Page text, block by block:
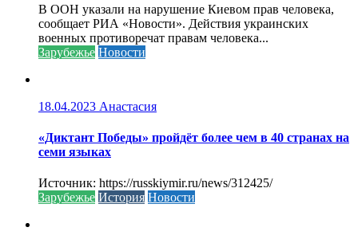
В ООН указали на нарушение Киевом прав человека,
сообщает РИА «Новости». Действия украинских
военных противоречат правам человека...
Зарубежье Новости
18.04.2023 Анастасия
«Диктант Победы» пройдёт более чем в 40 странах на
семи языках
Источник: https://russkiymir.ru/news/312425/
Зарубежье История Новости